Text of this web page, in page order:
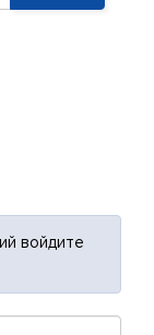
войдите